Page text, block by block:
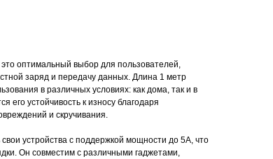
оптимальный выбор для пользователей,
заряд и передачу данных. Длина 1 метр
в различных условиях: как дома, так и в
его устойчивость к износу благодаря
и скручивания.
устройства с поддержкой мощности до 5A, что
Он совместим с различными гаджетами,